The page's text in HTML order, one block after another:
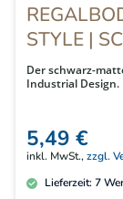
STYLE |
Der schwarz-
Industrial Design.
5,49 €
inkl. MwSt.,zzgl.
Lieferzeit: 7